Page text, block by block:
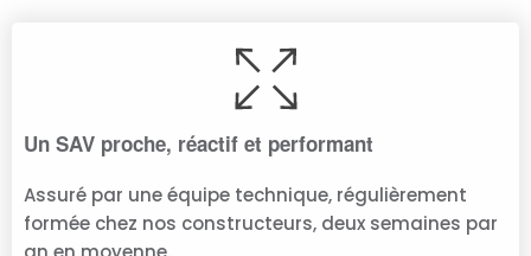
Un SAV proche, réactif et performant
Assuré par une équipe technique, régulièrement
formée chez nos constructeurs, deux semaines par